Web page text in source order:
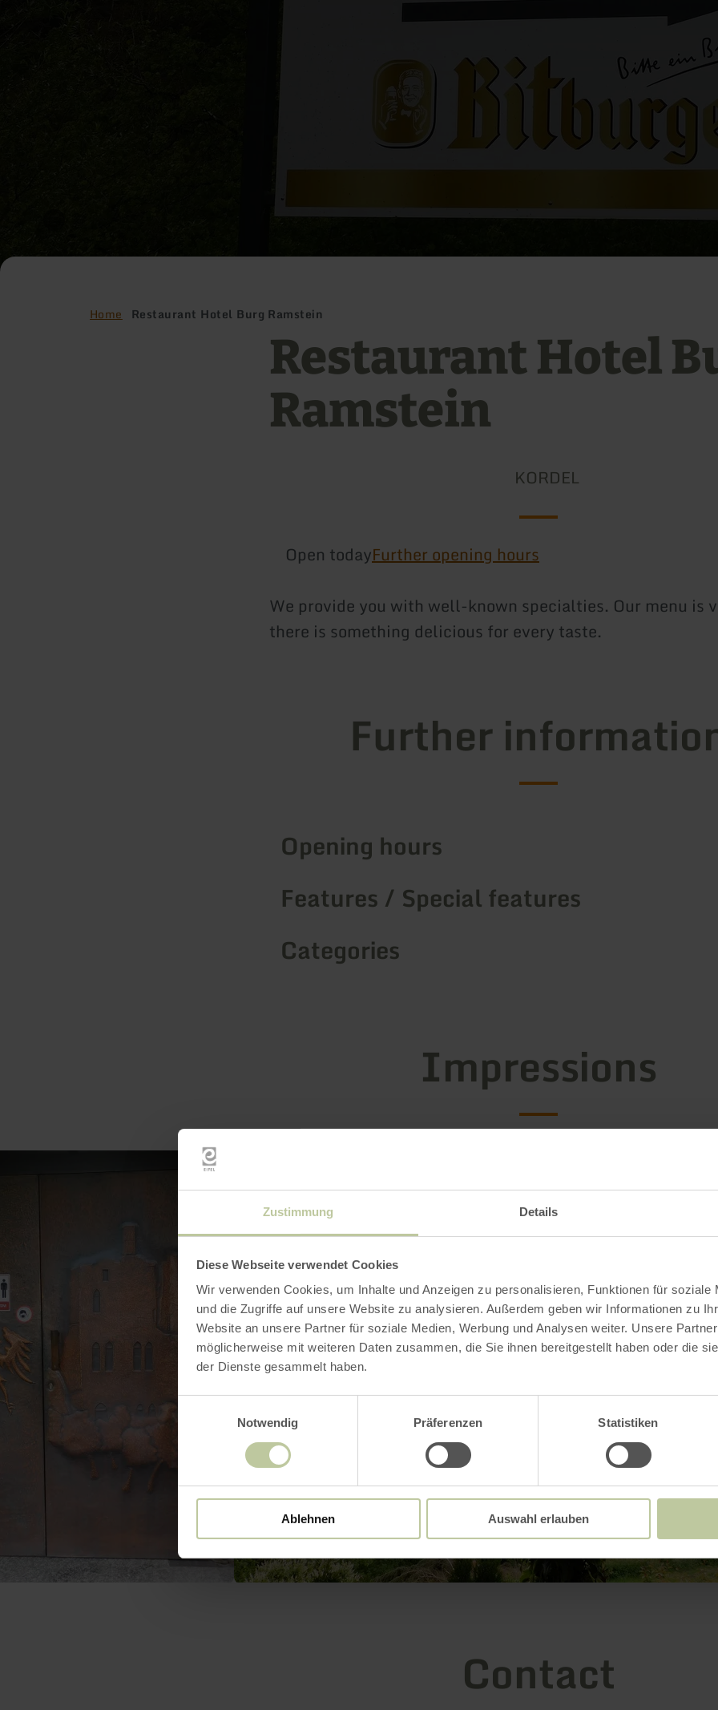
Zustimmung Details
Diese Webseite verwendet Cookies
Wir verwenden Cookies, um Inhalte und Anzeigen zu personalisieren, Funktionen für soziale
und die Zugriffe auf unsere Website zu analysieren. Außerdem geben wir Informationen zu
Website an unsere Partner für soziale Medien, Werbung und Analysen weiter. Unsere
möglicherweise mit weiteren Daten zusammen, die Sie ihnen bereitgestellt haben oder die
der Dienste gesammelt haben.
Notwendig
Präferenzen Statistiken
Ablehnen Auswahl erlauben
Home Restaurant Hotel Burg Ramstein
Restaurant Hotel
Ramstein
KORDEL
Open todayFurther opening hours
We provide you with well-known specialties. Our menu is
there is something delicious for every taste.
Further
Opening hours
Features / Special features
Categories
Impressions
Contact